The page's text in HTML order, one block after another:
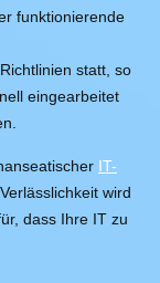
funktionierende
statt, so
eingearbeitet
IT-
wird
dass Ihre IT zu